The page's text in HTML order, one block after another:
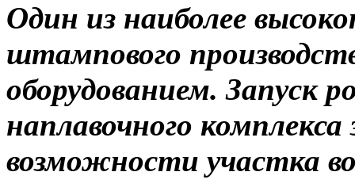
Один из наиболее
штампового
оборудованием. Запуск
наплавочного
возможности участка